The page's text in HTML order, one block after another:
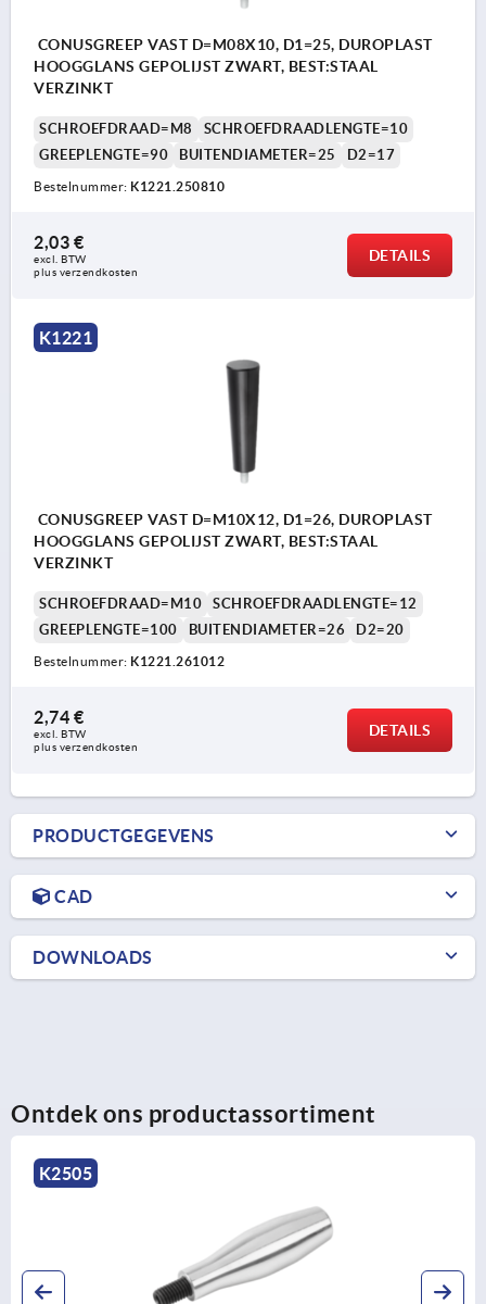
CONUSGREEP VAST D=M08X10, D1=25, DUROPLAST
HOOGGLANS GEPOLIJST ZWART, BEST:STAAL
VERZINKT
SCHROEFDRAAD=M8
SCHROEFDRAADLENGTE=10
GREEPLENGTE=90
BUITENDIAMETER=25 D2=17
Bestelnummer: K1221.250810
2,03 €
excl. BTW
plus verzendkosten
DETAILS
K1221
CONUSGREEP VAST D=M10X12, D1=26, DUROPLAST
HOOGGLANS GEPOLIJST ZWART, BEST:STAAL
VERZINKT
SCHROEFDRAAD=M10
SCHROEFDRAADLENGTE=12
GREEPLENGTE=100
BUITENDIAMETER=26 D2=20
Bestelnummer: K1221.261012
2,74 €
excl. BTW
plus verzendkosten
DETAILS
PRODUCTGEGEVENS
CAD
DOWNLOADS
Ontdek ons productassortiment
K1209